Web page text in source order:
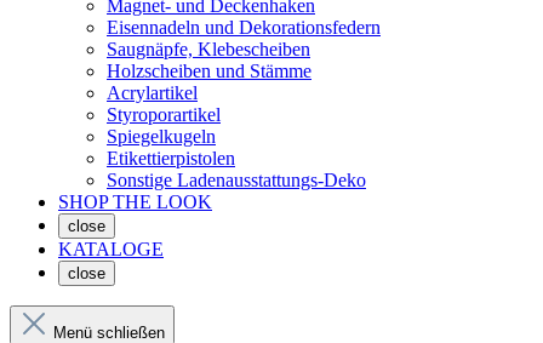
Magnet- und Deckenhaken
Eisennadeln und Dekorationsfedern
Saugnäpfe, Klebescheiben
Holzscheiben und Stämme
Acrylartikel
Styroporartikel
Spiegelkugeln
Etikettierpistolen
Sonstige Ladenausstattungs-Deko
SHOP THE LOOK
close
KATALOGE
close
Menü schließen